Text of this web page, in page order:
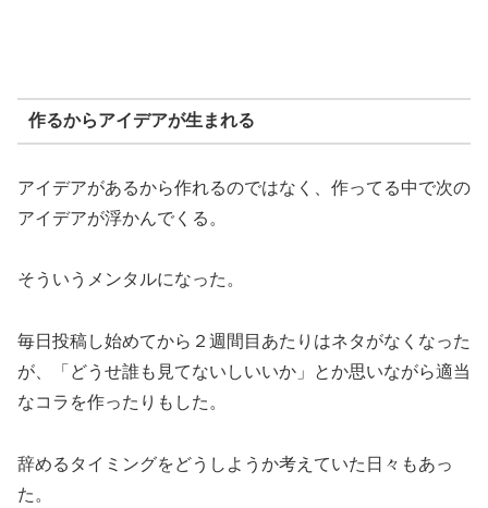
作るからアイデアが生まれる
アイデアがあるから作れるのではなく、作ってる中で次の
アイデアが浮かんでくる。
そういうメンタルになった。
毎日投稿し始めてから２週間目あたりはネタがなくなった
が、「どうせ誰も見てないしいいか」とか思いながら適当
なコラを作ったりもした。
辞めるタイミングをどうしようか考えていた日々もあっ
た。